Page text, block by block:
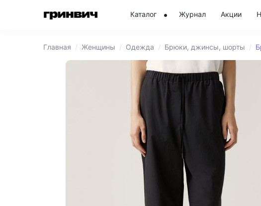
Каталог Журнал Акции
Главная Женщины Одежда Брюки, джинсы, шорты